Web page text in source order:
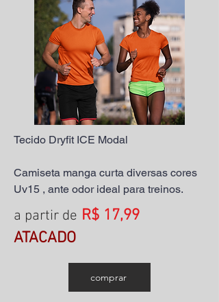
Tecido Dryfit ICE Modal
Camiseta manga curta diversas cores
Uv15 , ante odor ideal para treinos.
a partir de R$ 17,99
ATACADO
comprar